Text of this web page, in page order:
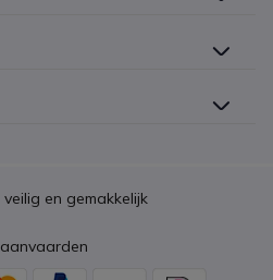
en gemakkelijk